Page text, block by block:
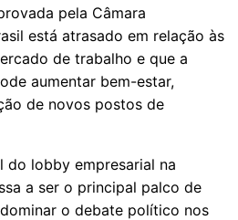
pela Câmara
está atrasado em relação às
de trabalho e que a
aumentar bem-estar,
de novos postos de
do lobby empresarial na
a ser o principal palco de
o debate político nos